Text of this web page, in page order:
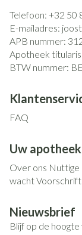
Telefoon: +32 50
E-mailadres:
APB nummer:
Apotheek
BTW nummer:
FAQ
Uw apotheek
Over ons Nuttige
wachtVoorschrift
Nieuwsbrief
Blijf op de